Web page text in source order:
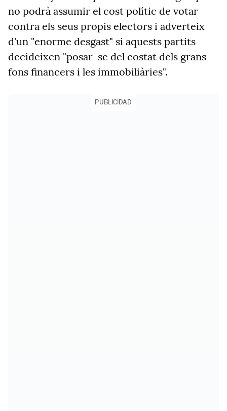
no podrà assumir el cost polític de votar
contra els seus propis electors i adverteix
d'un "enorme desgast" si aquests partits
decideixen "posar-se del costat dels grans
fons financers i les immobiliàries".
PUBLICIDAD